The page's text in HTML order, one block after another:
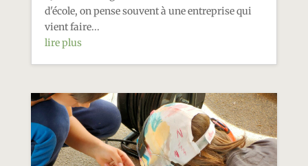
d'école, on pense souvent à une entreprise qui
vient faire...
lire plus